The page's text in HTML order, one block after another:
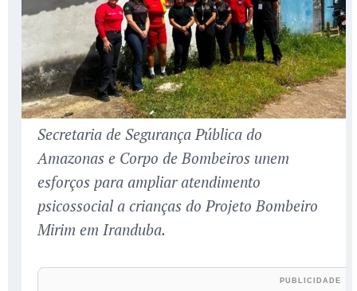
Secretaria de Segurança Pública do
Amazonas e Corpo de Bombeiros unem
esforços para ampliar atendimento
psicossocial a crianças do Projeto Bombeiro
Mirim em Iranduba.